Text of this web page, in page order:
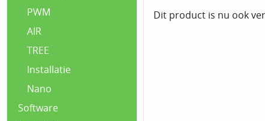
PWM
AIR
TREE
Installatie
Nano
Software
Dit product is nu ook